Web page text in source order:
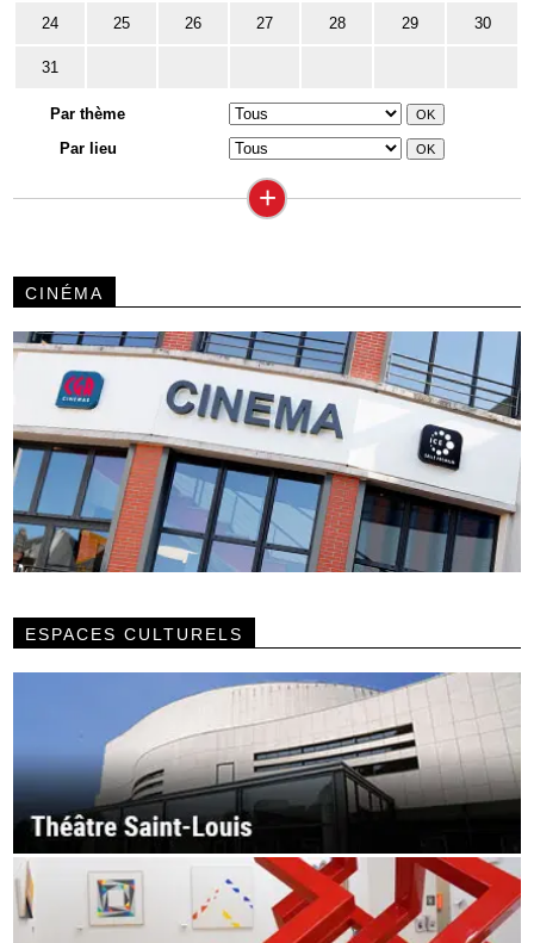
24 25 26 27 28 29 30
31
Par thème
Par lieu
+
CINÉMA
ESPACES CULTURELS